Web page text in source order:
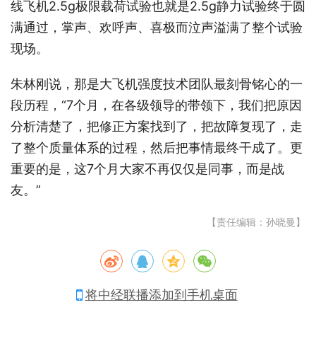
线飞机2.5g极限载荷试验也就是2.5g静力试验终于圆
满通过，掌声、欢呼声、喜极而泣声溢满了整个试验
现场。
朱林刚说，那是大飞机强度技术团队最刻骨铭心的一
段历程，“7个月，在各级领导的带领下，我们把原因
分析清楚了，把修正方案找到了，把故障复现了，走
了整个质量体系的过程，然后把事情最终干成了。更
重要的是，这7个月大家不再仅仅是同事，而是战
友。”
【责任编辑：孙晓曼】
将中经联播添加到手机桌面